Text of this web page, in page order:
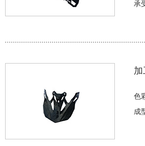
承
加
色
成